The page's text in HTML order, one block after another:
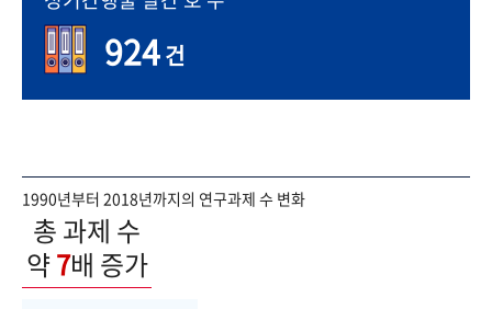
924건
1990년부터 2018년까지의 연구과제 수 변화
총 과제 수
약7배 증가